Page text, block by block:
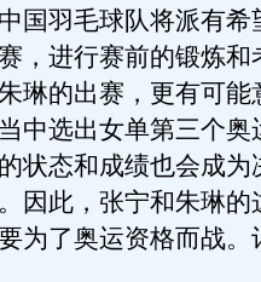
国羽毛球队将派有希
，进行赛前的锻炼和
琳的出赛，更有可能
中选出女单第三个奥
状态和成绩也会成为
因此，张宁和朱琳的
为了奥运资格而战。